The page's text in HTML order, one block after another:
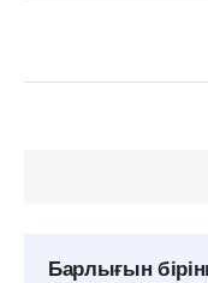
Барлығын